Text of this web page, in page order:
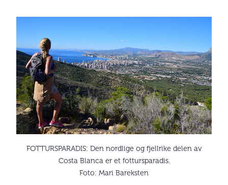
FOTTURSPARADIS: Den nordlige og fjellrike delen av
Costa Blanca er et fottursparadis.
Foto: Mari Bareksten